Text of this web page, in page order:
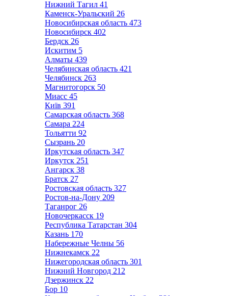
Нижний Тагил 41
Каменск-Уральский 26
Новосибирская область 473
Новосибирск 402
Бердск 26
Искитим 5
Алматы 439
Челябинская область 421
Челябинск 263
Магнитогорск 50
Миасс 45
Київ 391
Самарская область 368
Самара 224
Тольятти 92
Сызрань 20
Иркутская область 347
Иркутск 251
Ангарск 38
Братск 27
Ростовская область 327
Ростов-на-Дону 209
Таганрог 26
Новочеркасск 19
Республика Татарстан 304
Казань 170
Набережные Челны 56
Нижнекамск 22
Нижегородская область 301
Нижний Новгород 212
Дзержинск 22
Бор 10